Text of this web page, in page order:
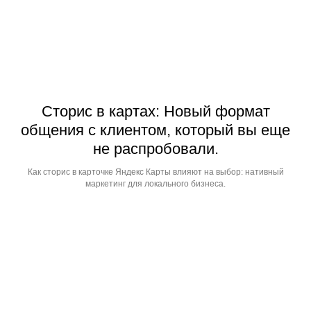
Сторис в картах: Новый формат
общения с клиентом, который вы еще
не распробовали.
Как сторис в карточке Яндекс Карты влияют на выбор: нативный
маркетинг для локального бизнеса.